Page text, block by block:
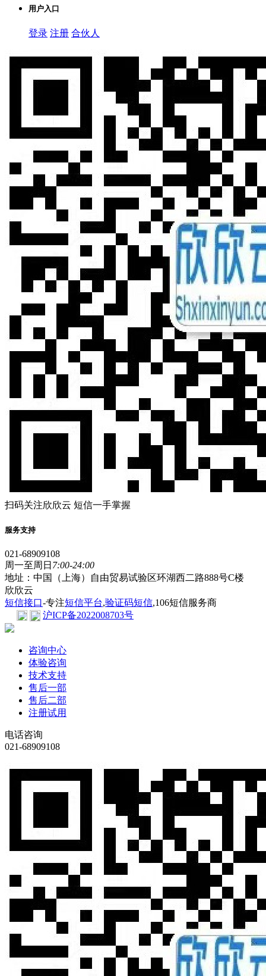
用户入口
登录 注册 合伙人
扫码关注欣欣云 短信一手掌握
服务支持
021-68909108
周一至周日 7:00-24:00
地址：中国（上海）自由贸易试验区环湖西二路888号C楼
欣欣云
短信接口-专注短信平台,验证码短信,106短信服务商
沪ICP备2022008703号
咨询中心
体验咨询
技术支持
售后一部
售后二部
注册试用
电话咨询
021-68909108